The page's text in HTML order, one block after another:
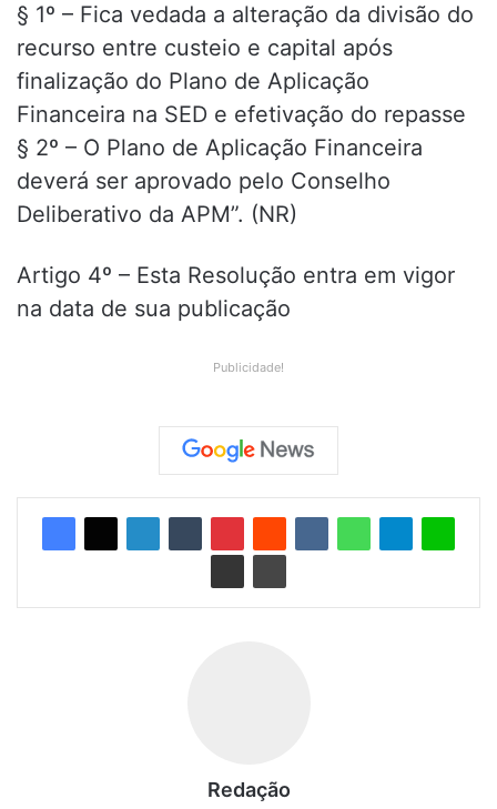
§ 1º – Fica vedada a alteração da divisão do
recurso entre custeio e capital após
finalização do Plano de Aplicação
Financeira na SED e efetivação do repasse
§ 2º – O Plano de Aplicação Financeira
deverá ser aprovado pelo Conselho
Deliberativo da APM”. (NR)
Artigo 4º – Esta Resolução entra em vigor
na data de sua publicação
Publicidade!
Redação